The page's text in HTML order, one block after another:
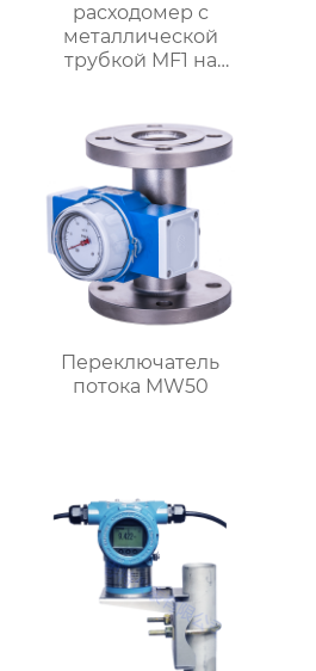
расходомер с
металлической
трубкой MF1 на
Переключатель
потока MW50